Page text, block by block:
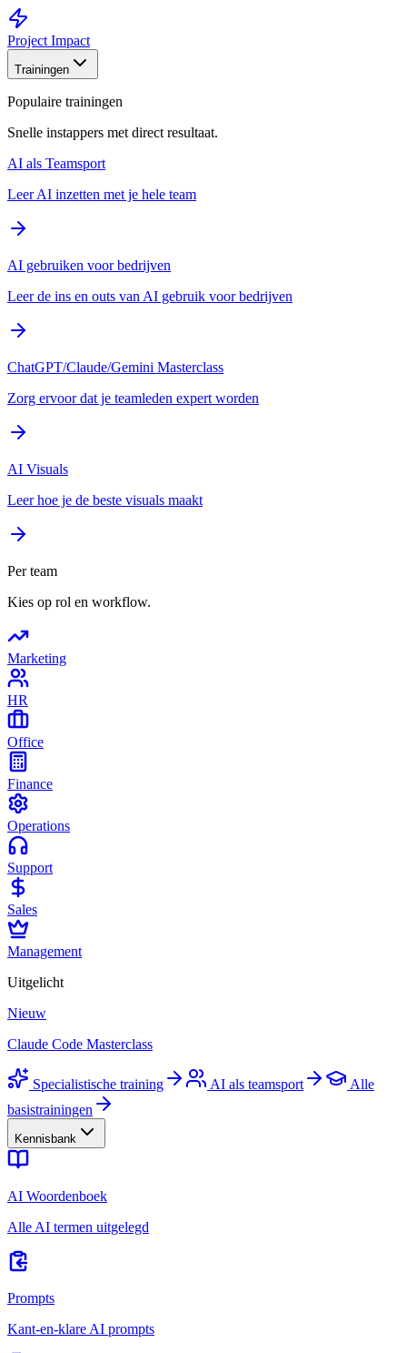
Project Impact
Trainingen
Populaire trainingen
Snelle instappers met direct resultaat.
AI als Teamsport
Leer AI inzetten met je hele team
AI gebruiken voor bedrijven
Leer de ins en outs van AI gebruik voor bedrijven
ChatGPT/Claude/Gemini Masterclass
Zorg ervoor dat je teamleden expert worden
AI Visuals
Leer hoe je de beste visuals maakt
Per team
Kies op rol en workflow.
Marketing
HR
Office
Finance
Operations
Support
Sales
Management
Uitgelicht
Nieuw
Claude Code Masterclass
Specialistische training AI als teamsport
Alle
basistrainingen
Kennisbank
AI Woordenboek
Alle AI termen uitgelegd
Prompts
Kant-en-klare AI prompts